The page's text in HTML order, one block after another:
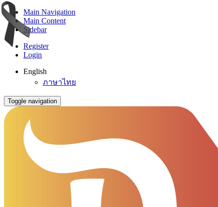
Main Navigation
Main Content
Sidebar
Register
Login
English
ภาษาไทย
Toggle navigation